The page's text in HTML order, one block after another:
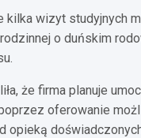
kilka wizyt studyjnych
o duńskim
że firma planuje
oferowanie
opieką